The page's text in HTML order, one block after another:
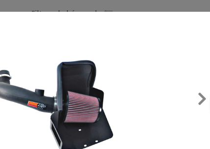
Filtros de búsqueda